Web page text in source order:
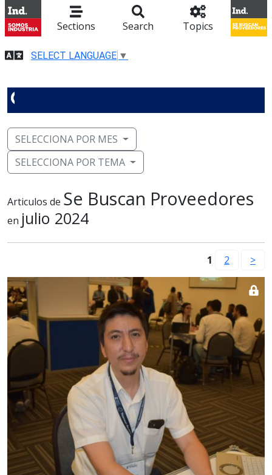
Sections Search Topics
SELECT LANGUAGE ▼
SELECCIONA POR MES
SELECCIONA POR TEMA
Articulos de Se Buscan Proveedores
en julio 2024
1 2 >